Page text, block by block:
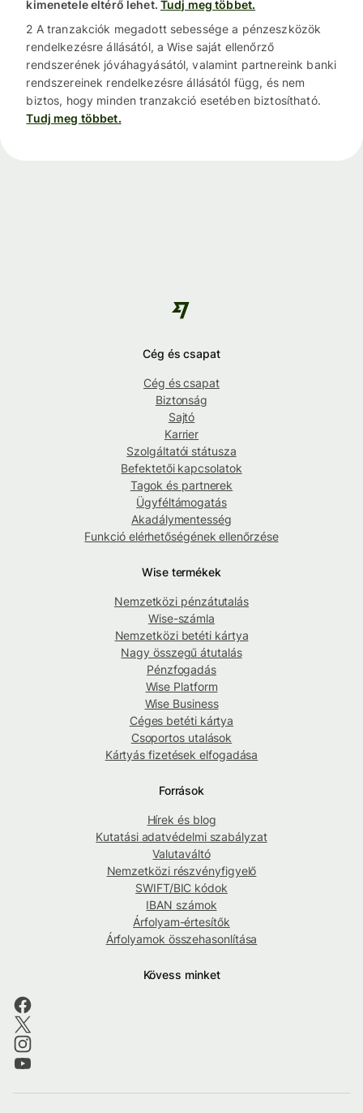
kimenetele eltérő lehet. Tudj meg többet.
2 A tranzakciók megadott sebessége a pénzeszközök
rendelkezésre állásától, a Wise saját ellenőrző
rendszerének jóváhagyásától, valamint partnereink banki
rendszereinek rendelkezésre állásától függ, és nem
biztos, hogy minden tranzakció esetében biztosítható.
Tudj meg többet.
Cég és csapat
Cég és csapat
Biztonság
Sajtó
Karrier
Szolgáltatói státusza
Befektetői kapcsolatok
Tagok és partnerek
Ügyféltámogatás
Akadálymentesség
Funkció elérhetőségének ellenőrzése
Wise termékek
Nemzetközi pénzátutalás
Wise-számla
Nemzetközi betéti kártya
Nagy összegű átutalás
Pénzfogadás
Wise Platform
Wise Business
Céges betéti kártya
Csoportos utalások
Kártyás fizetések elfogadása
Források
Hírek és blog
Kutatási adatvédelmi szabályzat
Valutaváltó
Nemzetközi részvényfigyelő
SWIFT/BIC kódok
IBAN számok
Árfolyam-értesítők
Árfolyamok összehasonlítása
Kövess minket